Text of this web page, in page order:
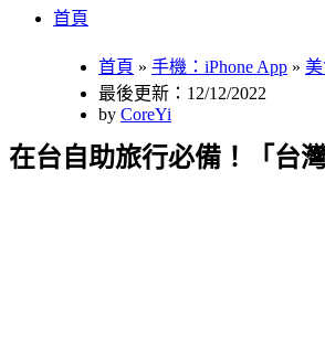
首頁
首頁 » 手機：iPhone App »
最後更新：12/12/2022
by CoreYi
在台自助旅行必備！「台